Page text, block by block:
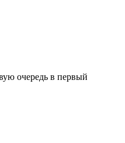
очередь в первый